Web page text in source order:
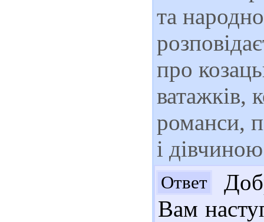
та
про
ватажків,
романси,
і
Ответ
Вам